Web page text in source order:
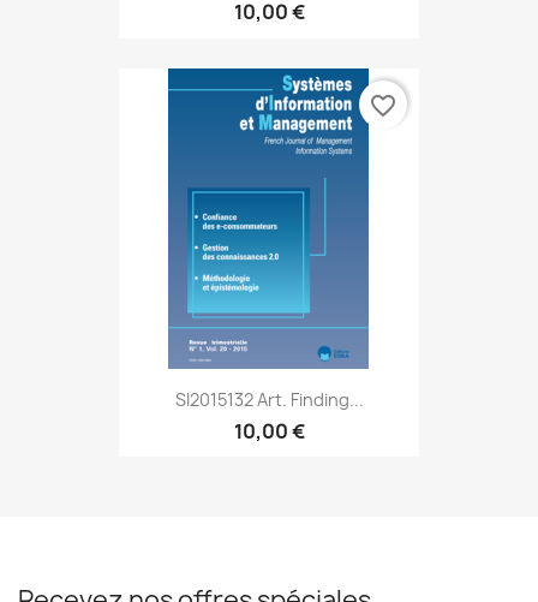
10,00 €
SI2015132 Art. Finding...
10,00 €
favorite_border